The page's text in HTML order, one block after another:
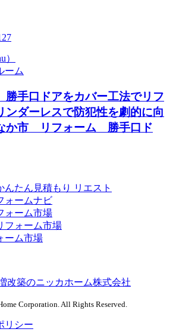
）
ーム
勝手口ドアをカバー工法でリフ
ンダーレスで防犯性を劇的に向
か市 リフォーム 勝手口ド
改築のニッカホーム株式会社
Corporation. All Rights Reserved.
リシー